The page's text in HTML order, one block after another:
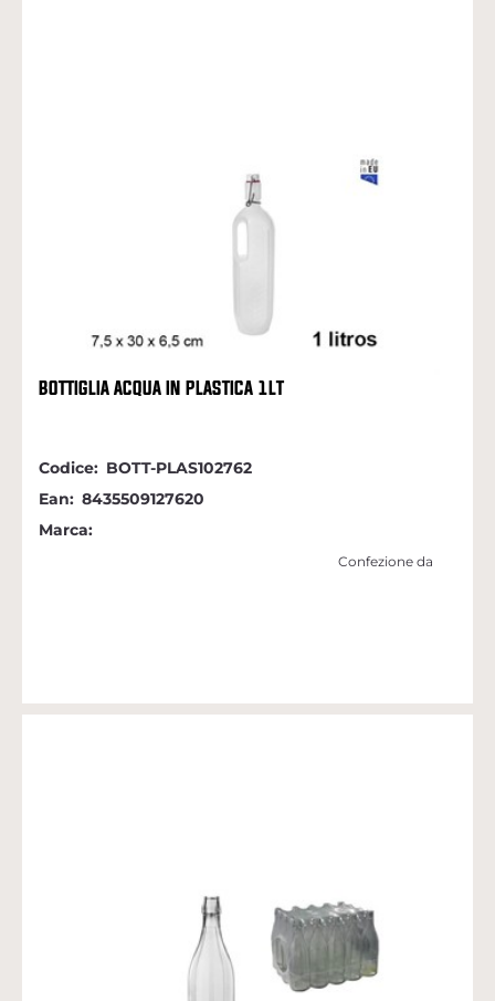
BOTTIGLIA ACQUA IN PLASTICA 1LT
Codice: BOTT-PLAS102762
Ean: 8435509127620
Marca:
Confezione da